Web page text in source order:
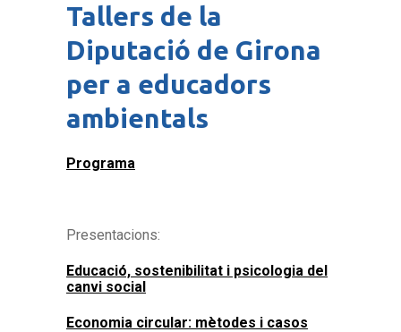
Tallers de la
Diputació de Girona
per a educadors
ambientals
Programa
Presentacions:
Educació, sostenibilitat i psicologia del
canvi social
Economia circular: mètodes i casos